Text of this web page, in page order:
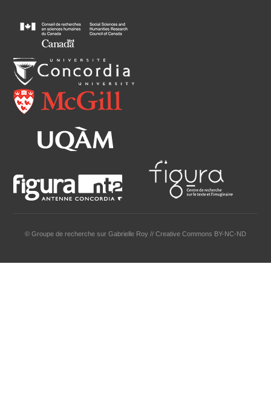
© Groupe de recherche sur Gabrielle Roy // Creative Commons BY-NC-ND